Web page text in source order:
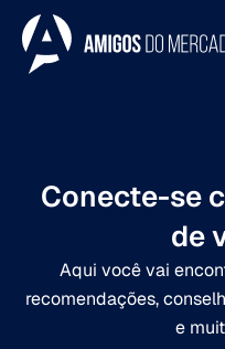
Conecte-se
de
Aqui você vai
recomendações,
e